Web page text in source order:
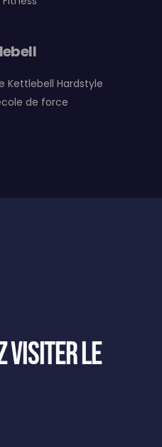
Kettlebell Hardstyle
de force
visiter le